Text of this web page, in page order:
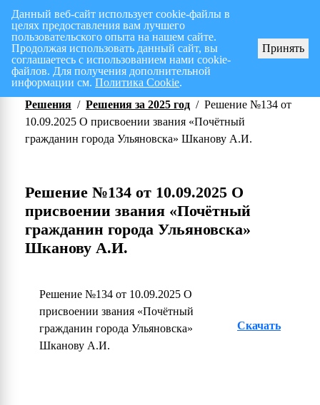
Перспективный план работ на I полугодие 2026 г.
Решения / Решения за 2025 год / Решение №134 от
10.09.2025 О присвоении звания «Почётный
гражданин города Ульяновска» Шканову А.И.
Решение №134 от 10.09.2025 О
присвоении звания «Почётный
гражданин города Ульяновска»
Шканову А.И.
Решение №134 от 10.09.2025 О
присвоении звания «Почётный
гражданин города Ульяновска»
Шканову А.И.
Скачать
Данный веб-сайт использует cookie-файлы в
целях предоставления вам лучшего
пользовательского опыта на нашем сайте.
Продолжая использовать данный сайт, вы
соглашаетесь с использованием нами cookie-
файлов. Для получения дополнительной
информации см.Политика Cookie.
Принять